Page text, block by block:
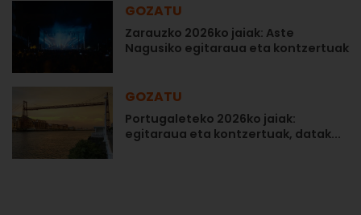
GOZATU
Zarauzko 2026ko jaiak: Aste
Nagusiko egitaraua eta kontzertuak
GOZATU
Portugaleteko 2026ko jaiak:
egitaraua eta kontzertuak, datak...